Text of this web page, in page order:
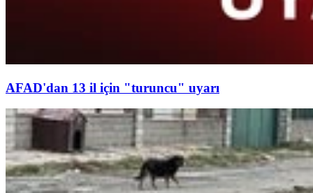
AFAD'dan 13 il için "turuncu" uyarı